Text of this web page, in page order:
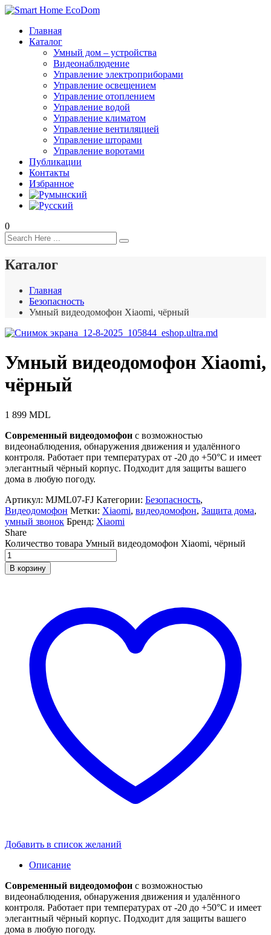
Главная
Каталог
Умный дом – устройства
Видеонаблюдение
Управление электроприборами
Управление освещением
Управление отоплением
Управление водой
Управление климатом
Управление вентиляцией
Управление шторами
Управление воротами
Публикации
Контакты
Избранное
0
Каталог
Главная
Безопасность
Умный видеодомофон Xiaomi, чёрный
Умный видеодомофон Xiaomi,
чёрный
1 899 MDL
Современный видеодомофон с возможностью
видеонаблюдения, обнаружения движения и удалённого
контроля. Работает при температурах от -20 до +50°C и имеет
элегантный чёрный корпус. Подходит для защиты вашего
дома в любую погоду.
Артикул: MJML07-FJ Категории: Безопасность,
Видеодомофон Метки: Xiaomi, видеодомофон, Защита дома,
умный звонок Бренд: Xiaomi
Share
Количество товара Умный видеодомофон Xiaomi, чёрный
В корзину
Добавить в список желаний
Описание
Современный видеодомофон с возможностью
видеонаблюдения, обнаружения движения и удалённого
контроля. Работает при температурах от -20 до +50°C и имеет
элегантный чёрный корпус. Подходит для защиты вашего
дома в любую погоду.